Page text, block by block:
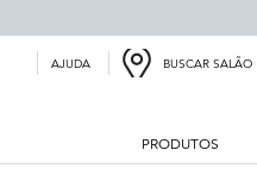
AJUDA BUSCAR SALÃO
PRODUTOS